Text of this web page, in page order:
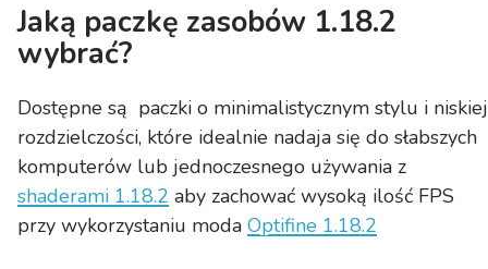
Jaką paczkę zasobów 1.18.2
wybrać?
Dostępne są paczki o minimalistycznym stylu i niskiej
rozdzielczości, które idealnie nadaja się do słabszych
komputerów lub jednoczesnego używania z
shaderami 1.18.2 aby zachować wysoką ilość FPS
przy wykorzystaniu moda Optifine 1.18.2